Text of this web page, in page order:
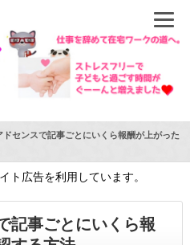
ドセンスで記事ごとにいくら報酬が上がった
ト広告を利用しています。
記事ごとにいくら報